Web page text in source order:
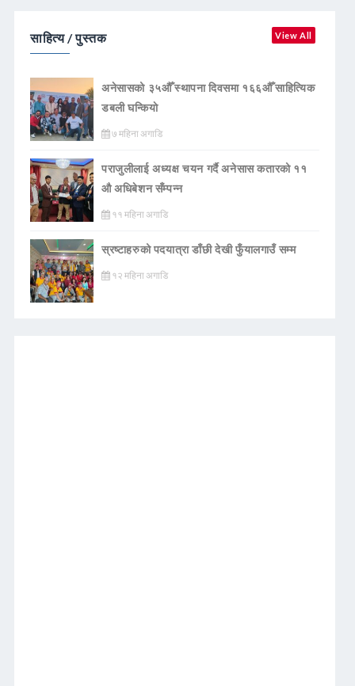
साहित्य / पुस्तक View All
अनेसासको ३५औँ स्थापना दिवसमा १६६औँ साहित्यिक
डबली घन्कियाे
७ महिना अगाडि
पराजुलीलाई अध्यक्ष चयन गर्दै अनेसास कतारको ११
औ अधिबेशन सँम्पन्न
११ महिना अगाडि
स्रष्टाहरुको पदयात्रा डाँछी देखी फुँयालगाउँ सम्म
१२ महिना अगाडि